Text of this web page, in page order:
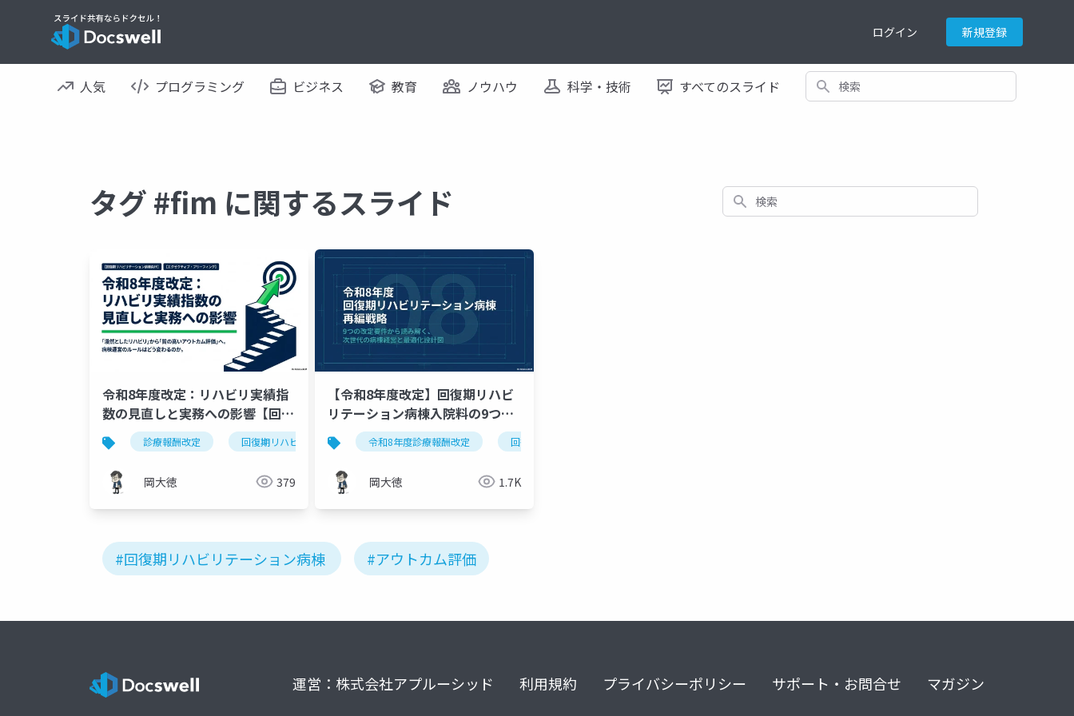
ログイン 新規登録
人気 プログラミング ビジネス 教育 ノウハウ 科学・技術 すべてのスライド 検索
タグ #fim に関するスライド 検索
令和8年度改定：リハビリ実績指
数の見直しと実務への影響【回復
期リハ病棟】
診療報酬改定 回復期リハビリテーション リハビリテーション実績指数
岡大徳 379
【令和8年度改定】回復期リハビ
リテーション病棟入院料の9つの
変更点を徹底解説
令和8年度診療報酬改定 回復期リハビリテーション病棟
岡大徳 1.7K
#回復期リハビリテーション病棟 #アウトカム評価
運営：株式会社アプルーシッド 利用規約 プライバシーポリシー サポート・お問合せ マガジン